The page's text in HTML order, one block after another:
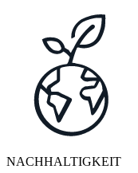
NACHHALTIGKEIT